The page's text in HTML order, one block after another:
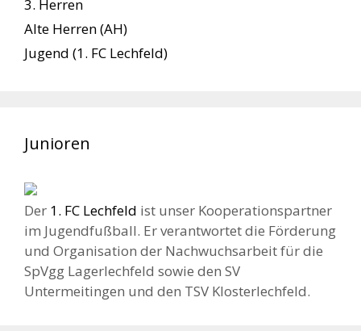
3. Herren
Alte Herren (AH)
Jugend (1. FC Lechfeld)
Junioren
Der 1. FC Lechfeld ist unser Kooperationspartner
im Jugendfußball. Er verantwortet die Förderung
und Organisation der Nachwuchsarbeit für die
SpVgg Lagerlechfeld sowie den SV
Untermeitingen und den TSV Klosterlechfeld.